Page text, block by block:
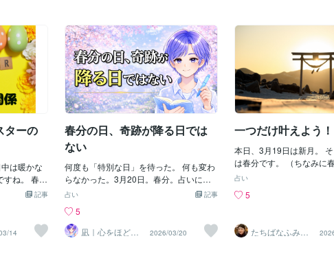
のままの
の力を10
ります。新
いのまま
きするこ
され、本
ます。 さ
金星と幸
を感じに行きましょう澄んだ空気を思い
切り吸って体の中の空気を入れ替えてみ
てください自分でも気づかなかった「不
要なエネルギー」を風がクリアにしてく
れそうですいかがでしたでしょうか？春
分を境に皆様の運気が上昇しますように
♡
側のテー
社会全体
り「内側
ていくよ
に振り回
どこにい
自分らし
心地いい
見直すこ
です。外
、いかに
のような1
、鞍馬山
祀る場
生の骨組
います。
週は娘の卒
りませんか。あれ、あながち気のせいじ
ゃないんです。今日咲く花、ミツマタの
話春分のころに花を咲かせる花のひとつ
が「ミツマタ」です。名前の通り、枝が
必ず三つに分かれる不思議な植物。その
先に、ふわふわとした黄色い花を咲かせ
ます。実は和紙や紙幣の原料にもなって
いる、昔から日本人に大切にされてきた
花です。ミツマタの花言葉は「強靭」
「壮健」。見た目はふんわり柔らかいの
に、花言葉は力強い。このギャップ、な
んか好きじゃないですか。「強靭」っ
て、ガチガチに強いってことじゃないん
ですミツマタの枝は、実はすごくしなや
る。だから「強靭」という言葉が当てら
れています。これって、人間の強さと同
じだと思っています。ガチガチに硬い人
とき、世界は一度、偏りを
りが小さくなると、流れ
る。それは、自然界のリ
私たちの心身の体感とし
こりやすい変化です。だか
手な開運イベントとして
準点（リセット点）”とし
しっくりきます。何かを
のではなく、いったん余分
グ。春分は、その“戻しど
す。1｜暦は「未来を当て
く、“整いやすいタイミン
暦には、不思議な力がある
す。いつ何が起きるかを
うより、整いやすい時期
ターの
は暖かな
すね。 春と
ラホラ見か
日ではあ
うな基準で
それは、
記事
14
春分の日、奇跡が降る日では
ない
何度も「特別な日」を待った。 何も変わ
らなかった。3月20日。春分。占いに頼
り続けていた頃、 こういう「特別な日」
「宇宙元旦」「エネルギーが変わる日」
「流れが切り替わる日」そんな言葉を聞
くたびに、どこかで期待していたので
記事
占い
5
凪｜心をほどく
言葉
2026/03/20
一つだけ叶えよう！
本日、3月19日は新月。
は春分です。 （ちなみに
6） このタイミングが、
明日、明後日でもいいので
願いが《執着》にならな
い気持ちになる言葉で書
占い
5
たちばなふみか
（舘花史圭）